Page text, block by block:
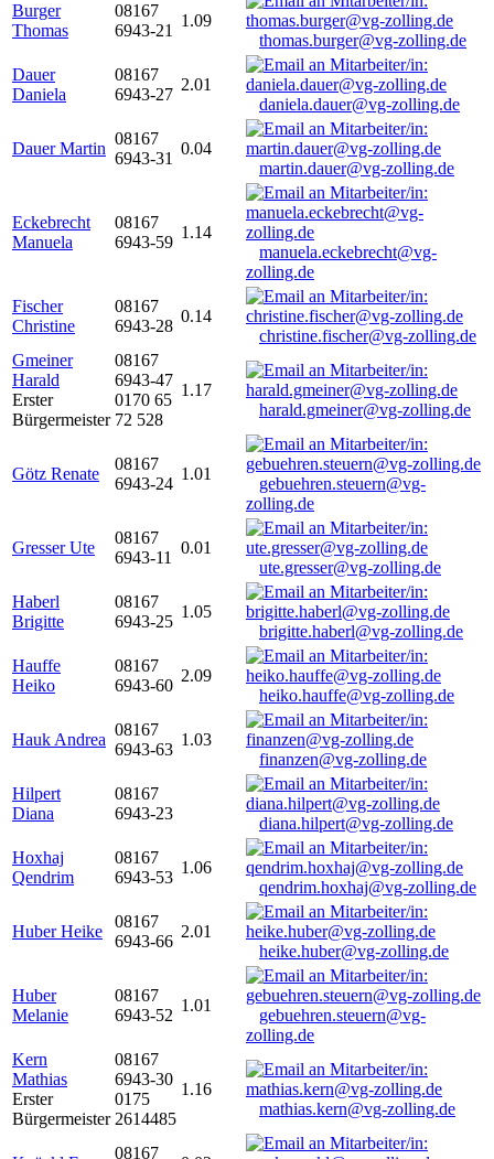
Burger
Thomas
08167
6943-21
1.09
thomas.burger@vg-zolling.de
Dauer
Daniela
08167
6943-27
2.01
daniela.dauer@vg-zolling.de
Dauer Martin
08167
6943-31
0.04
martin.dauer@vg-zolling.de
Eckebrecht
Manuela
08167
6943-59
1.14
manuela.eckebrecht@vg-
zolling.de
Fischer
Christine
08167
6943-28
0.14
christine.fischer@vg-zolling.de
Gmeiner
Harald
Erster
Bürgermeister
08167
6943-47
0170 65
72 528
1.17
harald.gmeiner@vg-zolling.de
Götz Renate
08167
6943-24
1.01
gebuehren.steuern@vg-
zolling.de
Gresser Ute
08167
6943-11
0.01
ute.gresser@vg-zolling.de
Haberl
Brigitte
08167
6943-25
1.05
brigitte.haberl@vg-zolling.de
Hauffe
Heiko
08167
6943-60
2.09
heiko.hauffe@vg-zolling.de
Hauk Andrea
08167
6943-63
1.03
finanzen@vg-zolling.de
Hilpert
Diana
08167
6943-23
diana.hilpert@vg-zolling.de
Hoxhaj
Qendrim
08167
6943-53
1.06
qendrim.hoxhaj@vg-zolling.de
Huber Heike
08167
6943-66
2.01
heike.huber@vg-zolling.de
Huber
Melanie
08167
6943-52
1.01
gebuehren.steuern@vg-
zolling.de
Kern
Mathias
Erster
Bürgermeister
08167
6943-30
0175
2614485
1.16
mathias.kern@vg-zolling.de
08167